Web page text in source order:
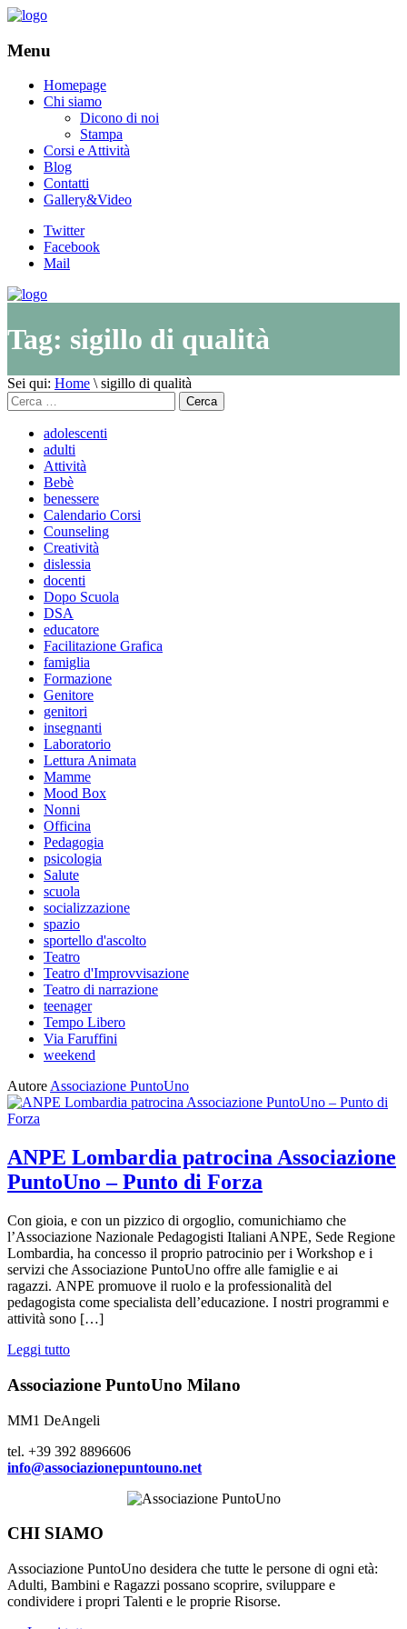
Menu
Homepage
Chi siamo
Dicono di noi
Stampa
Corsi e Attività
Blog
Contatti
Gallery&Video
Twitter
Facebook
Mail
Tag: sigillo di qualità
Sei qui: Home \ sigillo di qualità
Cerca
per:
adolescenti
adulti
Attività
Bebè
benessere
Calendario Corsi
Counseling
Creatività
dislessia
docenti
Dopo Scuola
DSA
educatore
Facilitazione Grafica
famiglia
Formazione
Genitore
genitori
insegnanti
Laboratorio
Lettura Animata
Mamme
Mood Box
Nonni
Officina
Pedagogia
psicologia
Salute
scuola
socializzazione
spazio
sportello d'ascolto
Teatro
Teatro d'Improvvisazione
Teatro di narrazione
teenager
Tempo Libero
Via Faruffini
weekend
Autore Associazione PuntoUno
ANPE Lombardia patrocina Associazione
PuntoUno – Punto di Forza
Con gioia, e con un pizzico di orgoglio, comunichiamo che
l’Associazione Nazionale Pedagogisti Italiani ANPE, Sede Regione
Lombardia, ha concesso il proprio patrocinio per i Workshop e i
servizi che Associazione PuntoUno offre alle famiglie e ai
ragazzi. ANPE promuove il ruolo e la professionalità del
pedagogista come specialista dell’educazione. I nostri programmi e
attività sono […]
Leggi tutto
Associazione PuntoUno Milano
MM1 DeAngeli
tel. +39 392 8896606
info@associazionepuntouno.net
CHI SIAMO
Associazione PuntoUno desidera che tutte le persone di ogni età:
Adulti, Bambini e Ragazzi possano scoprire, sviluppare e
condividere i propri Talenti e le proprie Risorse.